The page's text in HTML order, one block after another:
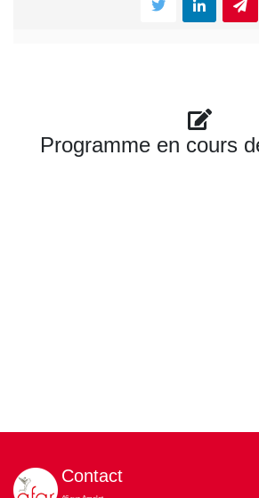
Programme en cours
Contact